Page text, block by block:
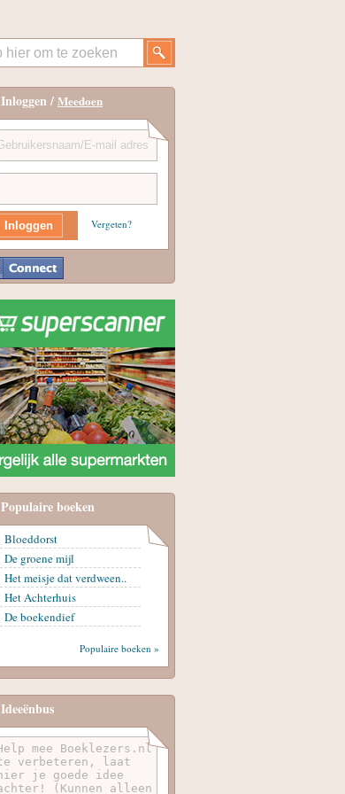
Inloggen / Meedoen
Vergeten?
Populaire boeken
Bloeddorst
De groene mijl
Het meisje dat verdween..
Het Achterhuis
De boekendief
Populaire boeken »
Ideeënbus